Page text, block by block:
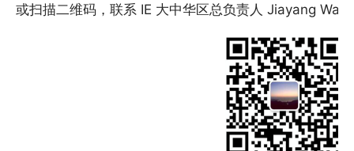
或扫描二维码，联系 IE 大中华区总负责人 Jiayang Wan